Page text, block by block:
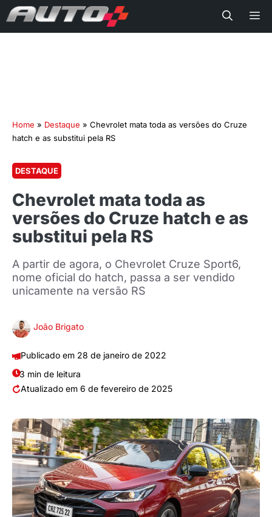
Home » Destaque » Chevrolet mata toda as versões do Cruze
hatch e as substitui pela RS
DESTAQUE
Chevrolet mata toda as
versões do Cruze hatch e as
substitui pela RS
A partir de agora, o Chevrolet Cruze Sport6,
nome oficial do hatch, passa a ser vendido
unicamente na versão RS
João Brigato
28 de janeiro de 2022
3 min de leitura
6 de fevereiro de 2025